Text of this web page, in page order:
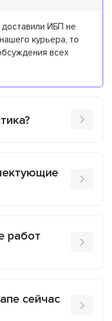
ИБП не
курьера, то
всех
работ
сейчас